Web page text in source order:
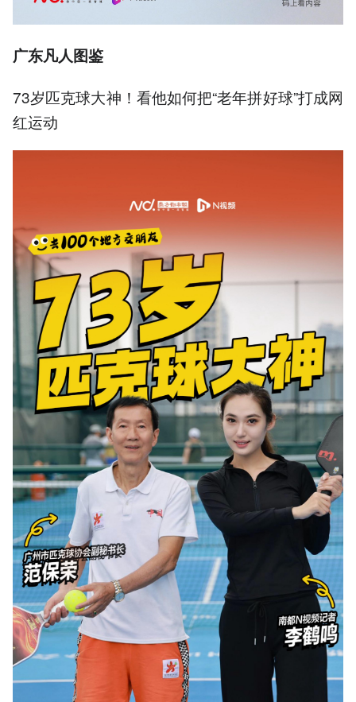
广东凡人图鉴
73岁匹克球大神！看他如何把“老年拼好球”打成网
红运动